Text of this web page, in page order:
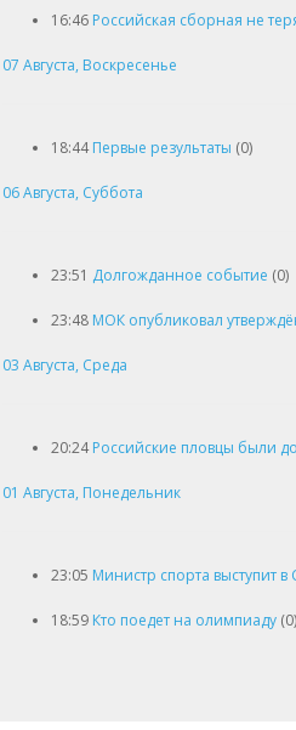
16:46 Российская сборная не
07 Августа, Воскресенье
18:44 Первые результаты (0)
06 Августа, Суббота
23:51 Долгожданное событие (0)
23:48 МОК опубликовал
03 Августа, Среда
20:24 Российские пловцы были
01 Августа, Понедельник
23:05 Министр спорта выступит в
18:59 Кто поедет на олимпиаду (0)